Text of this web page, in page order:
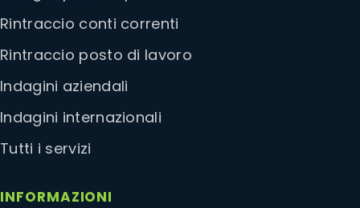
Rintraccio conti correnti
Rintraccio posto di lavoro
Indagini aziendali
Indagini internazionali
Tutti i servizi
INFORMAZIONI